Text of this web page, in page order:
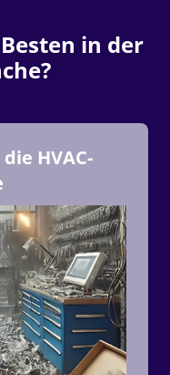
in der
HVAC-